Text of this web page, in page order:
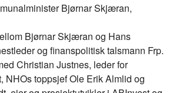
Bjørnar Skjæran,
Bjørnar Skjæran og Hans
og finanspolitisk talsmann Frp.
Christian Justnes, leder for
NHOs toppsjef Ole Erik Almlid og